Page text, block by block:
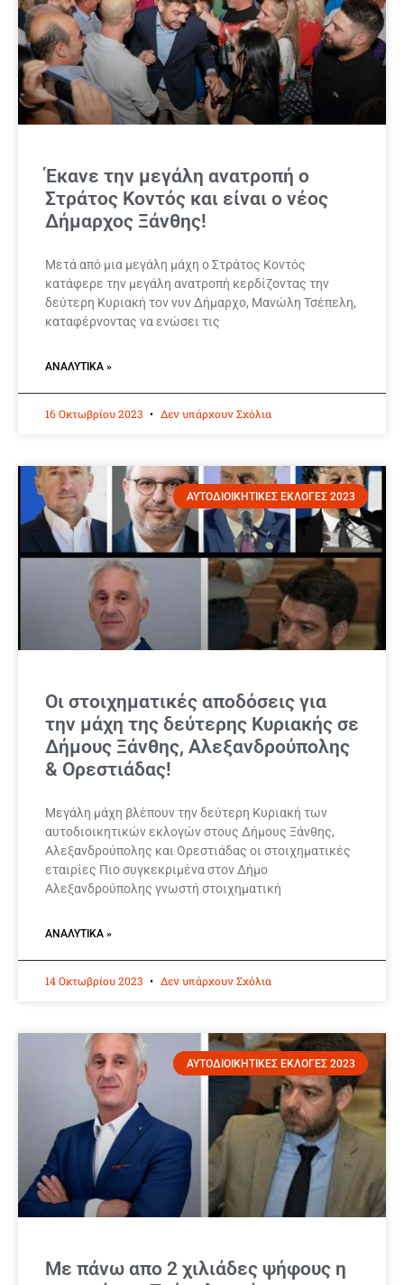
Έκανε την μεγάλη ανατροπή ο
Στράτος Κοντός και είναι ο νέος
Δήμαρχος Ξάνθης!
Μετά από μια μεγάλη μάχη ο Στράτος Κοντός
κατάφερε την μεγάλη ανατροπή κερδίζοντας την
δεύτερη Κυριακή τον νυν Δήμαρχο, Μανώλη Τσέπελη,
καταφέρνοντας να ενώσει τις
ΑΝΑΛΥΤΙΚΆ »
16 Οκτωβρίου 2023 Δεν υπάρχουν Σχόλια
ΑΥΤΟΔΙΟΙΚΗΤΙΚΕΣ ΕΚΛΟΓΕΣ 2023
Οι στοιχηματικές αποδόσεις για
την μάχη της δεύτερης Κυριακής σε
Δήμους Ξάνθης, Αλεξανδρούπολης
& Ορεστιάδας!
Μεγάλη μάχη βλέπουν την δεύτερη Κυριακή των
αυτοδιοικητικών εκλογών στους Δήμους Ξάνθης,
Αλεξανδρούπολης και Ορεστιάδας οι στοιχηματικές
εταιρίες Πιο συγκεκριμένα στον Δήμο
Αλεξανδρούπολης γνωστή στοιχηματική
ΑΝΑΛΥΤΙΚΆ »
14 Οκτωβρίου 2023 Δεν υπάρχουν Σχόλια
ΑΥΤΟΔΙΟΙΚΗΤΙΚΕΣ ΕΚΛΟΓΕΣ 2023
Με πάνω απο 2 χιλιάδες ψήφους η